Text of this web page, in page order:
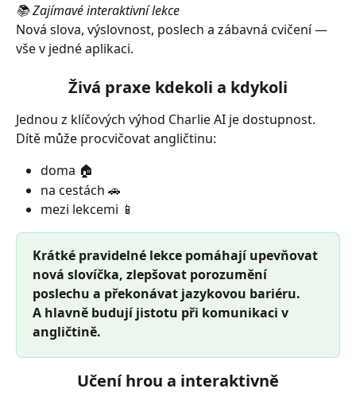
📚 Zajímavé interaktivní lekce
Nová slova, výslovnost, poslech a zábavná cvičení —
vše v jedné aplikaci.
Živá praxe kdekoli a kdykoli
Jednou z klíčových výhod Charlie AI je dostupnost.
Dítě může procvičovat angličtinu:
doma 🏠
na cestách 🚗
mezi lekcemi 📱
Krátké pravidelné lekce pomáhají upevňovat
nová slovíčka, zlepšovat porozumění
poslechu a překonávat jazykovou bariéru.
A hlavně budují jistotu při komunikaci v
angličtině.
Učení hrou a interaktivně